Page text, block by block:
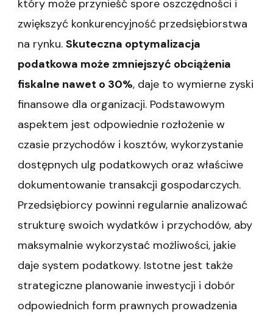
który może przynieść spore oszczędności i
zwiększyć konkurencyjność przedsiębiorstwa
na rynku. Skuteczna optymalizacja
podatkowa może zmniejszyć obciążenia
fiskalne nawet o 30%, daje to wymierne zyski
finansowe dla organizacji. Podstawowym
aspektem jest odpowiednie rozłożenie w
czasie przychodów i kosztów, wykorzystanie
dostępnych ulg podatkowych oraz właściwe
dokumentowanie transakcji gospodarczych.
Przedsiębiorcy powinni regularnie analizować
strukturę swoich wydatków i przychodów, aby
maksymalnie wykorzystać możliwości, jakie
daje system podatkowy. Istotne jest także
strategiczne planowanie inwestycji i dobór
odpowiednich form prawnych prowadzenia